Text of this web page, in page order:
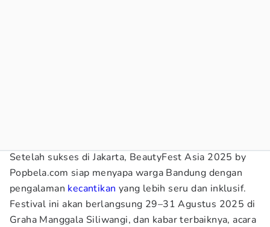
Setelah sukses di Jakarta, BeautyFest Asia 2025 by
Popbela.com siap menyapa warga Bandung dengan
pengalaman kecantikan yang lebih seru dan inklusif.
Festival ini akan berlangsung 29–31 Agustus 2025 di
Graha Manggala Siliwangi, dan kabar terbaiknya, acara